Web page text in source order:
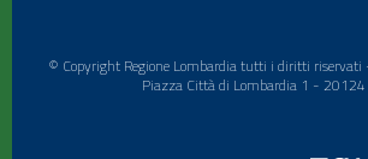
© Copyright Regione Lombardia tutti i diritti
Piazza Città di Lombardia 1 -